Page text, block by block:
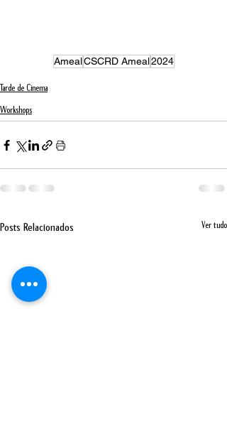
AmealCSCRD Ameal2024
Tarde de Cinema
Workshops
Posts Relacionados Ver tudo